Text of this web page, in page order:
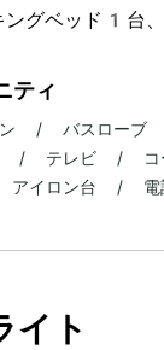
ングベッド1台
ティ
ン / バスロー
/ テレビ / コ
イロン台 / 電
イト